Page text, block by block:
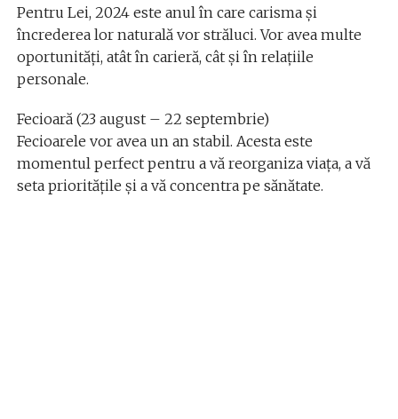
Pentru Lei, 2024 este anul în care carisma și
încrederea lor naturală vor străluci. Vor avea multe
oportunități, atât în carieră, cât și în relațiile
personale.
Fecioară (23 august – 22 septembrie)
Fecioarele vor avea un an stabil. Acesta este
momentul perfect pentru a vă reorganiza viața, a vă
seta prioritățile și a vă concentra pe sănătate.